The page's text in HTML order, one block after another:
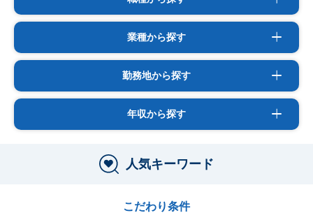
業種から探す
勤務地から探す
年収から探す
人気キーワード
こだわり条件